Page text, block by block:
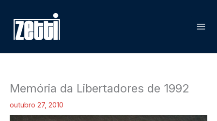
para
conteúdo
Memória da Libertadores de 1992
outubro 27, 2010
s
a